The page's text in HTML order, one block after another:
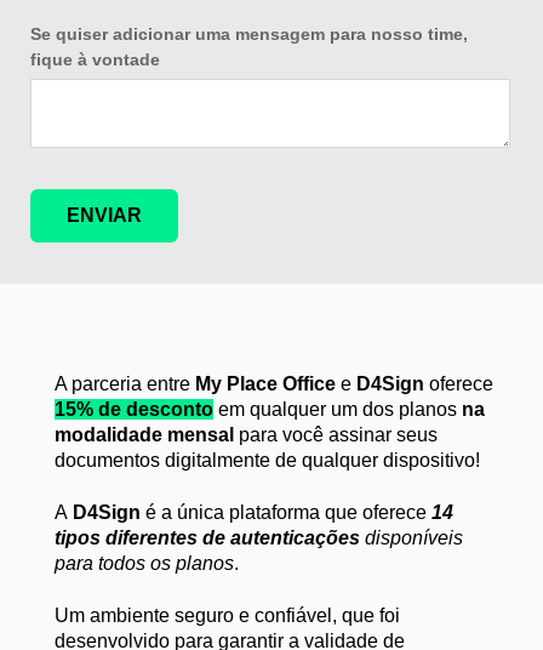
Se quiser adicionar uma mensagem para nosso time,
fique à vontade
A parceria entre My Place Office e D4Sign oferece
15% de desconto em qualquer um dos planos na
modalidade mensal para você assinar seus
documentos digitalmente de qualquer dispositivo!
A D4Sign é a única plataforma que oferece 14
tipos diferentes de autenticações disponíveis
para todos os planos.
Um ambiente seguro e confiável, que foi
desenvolvido para garantir a validade de